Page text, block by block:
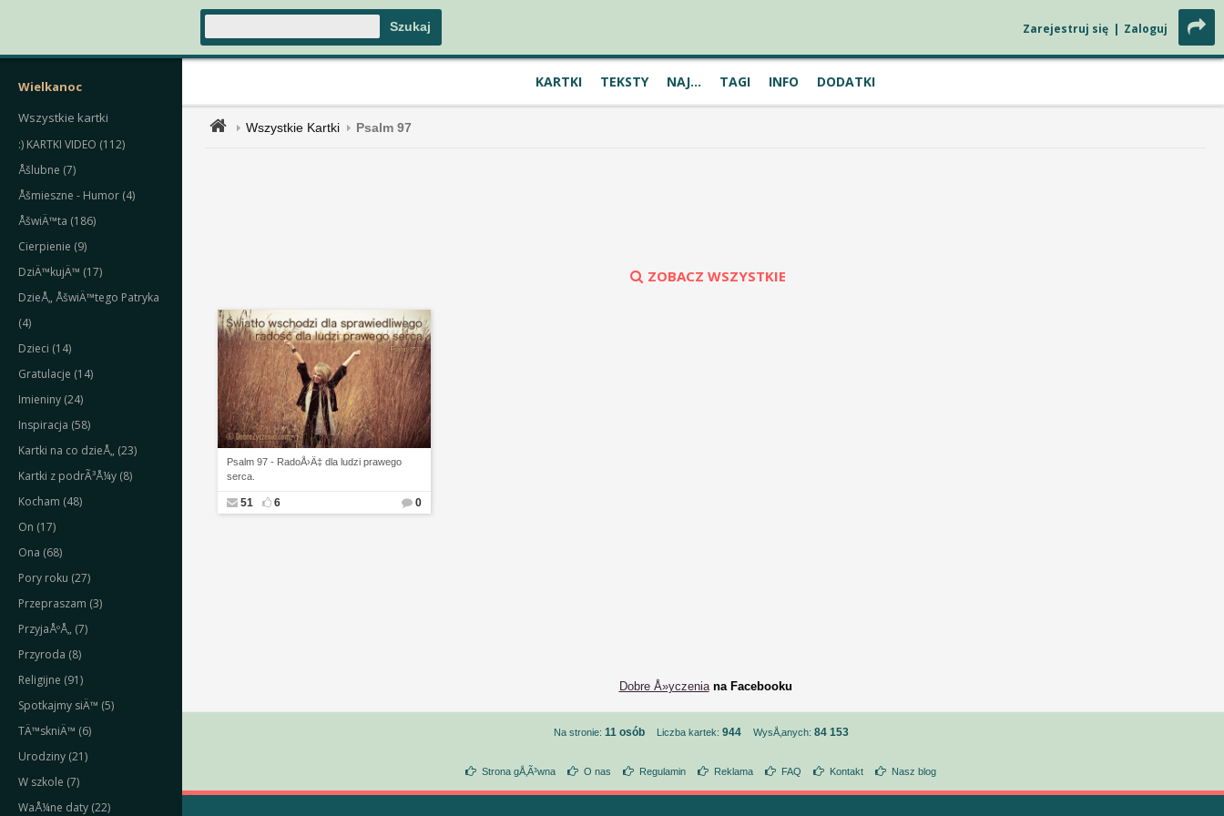
Zarejestruj się | Zaloguj
KARTKI TEKSTY NAJ... TAGI INFO DODATKI
Wielkanoc
Wszystkie kartki
:) KARTKI VIDEO (112)
Åšlubne (7)
Åšmieszne - Humor (4)
ÅšwiÄ™ta (186)
Cierpienie (9)
DziÄ™kujÄ™ (17)
DzieÅ„ ÅšwiÄ™tego Patryka
(4)
Dzieci (14)
Gratulacje (14)
Imieniny (24)
Inspiracja (58)
Kartki na co dzieÅ„ (23)
Kartki z podrÃ³Å¼y (8)
Kocham (48)
On (17)
Ona (68)
Pory roku (27)
Przepraszam (3)
PrzyjaÅºÅ„ (7)
Przyroda (8)
Religijne (91)
Spotkajmy siÄ™ (5)
TÄ™skniÄ™ (6)
Urodziny (21)
W szkole (7)
WaÅ¼ne daty (22)
Wszystkie Kartki Psalm 97
ZOBACZ WSZYSTKIE
Psalm 97 - RadoÅ›Ä‡ dla ludzi prawego
serca.
51 6 0
Dobre Å»yczeniana Facebooku
Na stronie: 11 osób Liczba kartek: 944 WysÅ‚anych: 84 153
Strona gÅ‚Ã³wna O nas Regulamin Reklama FAQ Kontakt Nasz blog